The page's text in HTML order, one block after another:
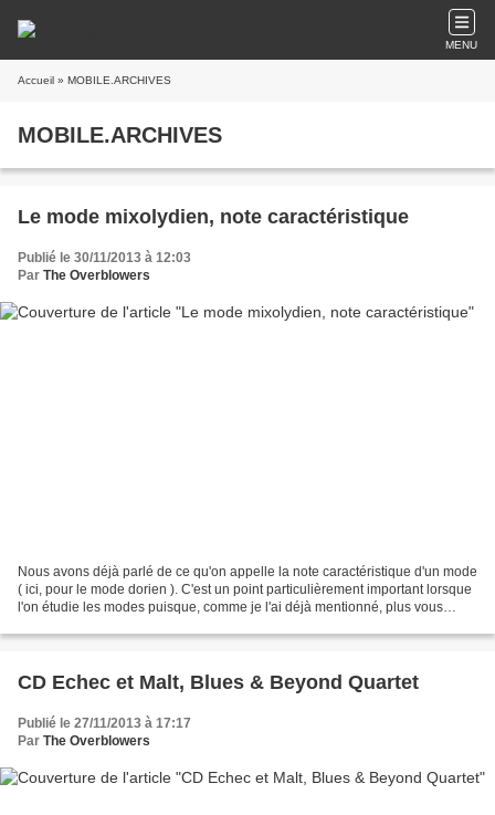
MENU
Accueil » MOBILE.ARCHIVES
MOBILE.ARCHIVES
Le mode mixolydien, note caractéristique
Publié le 30/11/2013 à 12:03
Par The Overblowers
Nous avons déjà parlé de ce qu'on appelle la note caractéristique d'un mode
( ici, pour le mode dorien ). C'est un point particulièrement important lorsque
l'on étudie les modes puisque, comme je l'ai déjà mentionné, plus vous
CD Echec et Malt, Blues & Beyond Quartet
Publié le 27/11/2013 à 17:17
Par The Overblowers